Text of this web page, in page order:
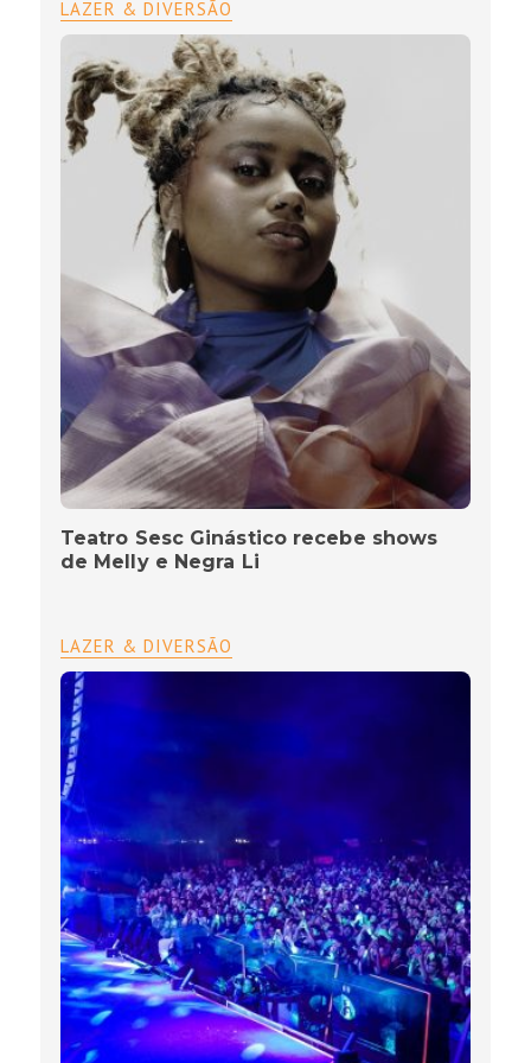
LAZER & DIVERSÃO
Teatro Sesc Ginástico recebe shows
de Melly e Negra Li
LAZER & DIVERSÃO